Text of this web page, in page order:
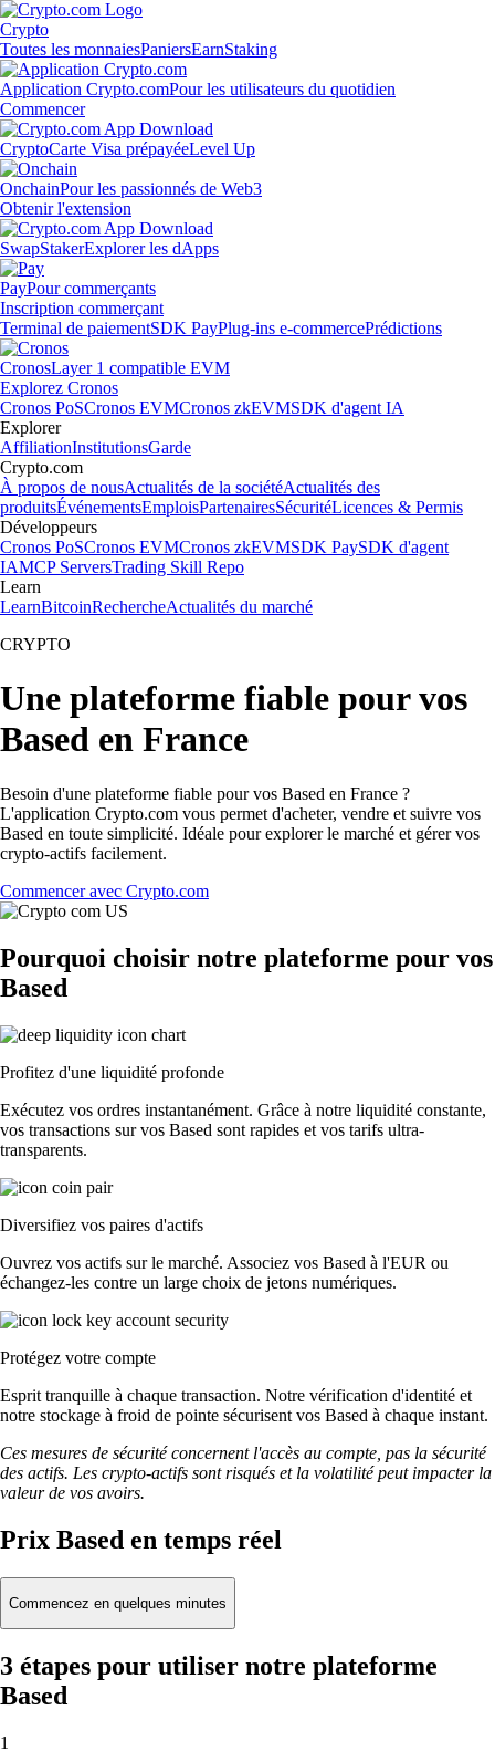
Crypto
Toutes les monnaiesPaniersEarnStaking
Application Crypto.comPour les utilisateurs du quotidien
Commencer
CryptoCarte Visa prépayéeLevel Up
OnchainPour les passionnés de Web3
Obtenir l'extension
SwapStakerExplorer les dApps
PayPour commerçants
Inscription commerçant
Terminal de paiementSDK PayPlug-ins e-commercePrédictions
CronosLayer 1 compatible EVM
Explorez Cronos
Cronos PoSCronos EVMCronos zkEVMSDK d'agent IA
Explorer
AffiliationInstitutionsGarde
Crypto.com
À propos de nousActualités de la sociétéActualités des
produitsÉvénementsEmploisPartenairesSécuritéLicences & Permis
Développeurs
Cronos PoSCronos EVMCronos zkEVMSDK PaySDK d'agent
IAMCP ServersTrading Skill Repo
Learn
LearnBitcoinRechercheActualités du marché
CRYPTO
Une plateforme fiable pour vos
Based en France
Besoin d'une plateforme fiable pour vos Based en France ?
L'application Crypto.com vous permet d'acheter, vendre et suivre vos
Based en toute simplicité. Idéale pour explorer le marché et gérer vos
crypto-actifs facilement.
Commencer avec Crypto.com
Pourquoi choisir notre plateforme pour vos
Based
Profitez d'une liquidité profonde
Exécutez vos ordres instantanément. Grâce à notre liquidité constante,
vos transactions sur vos Based sont rapides et vos tarifs ultra-
transparents.
Diversifiez vos paires d'actifs
Ouvrez vos actifs sur le marché. Associez vos Based à l'EUR ou
échangez-les contre un large choix de jetons numériques.
Protégez votre compte
Esprit tranquille à chaque transaction. Notre vérification d'identité et
notre stockage à froid de pointe sécurisent vos Based à chaque instant.
Ces mesures de sécurité concernent l'accès au compte, pas la sécurité
des actifs. Les crypto-actifs sont risqués et la volatilité peut impacter la
valeur de vos avoirs.
Prix Based en temps réel
Commencez en quelques minutes
3 étapes pour utiliser notre plateforme
Based
1